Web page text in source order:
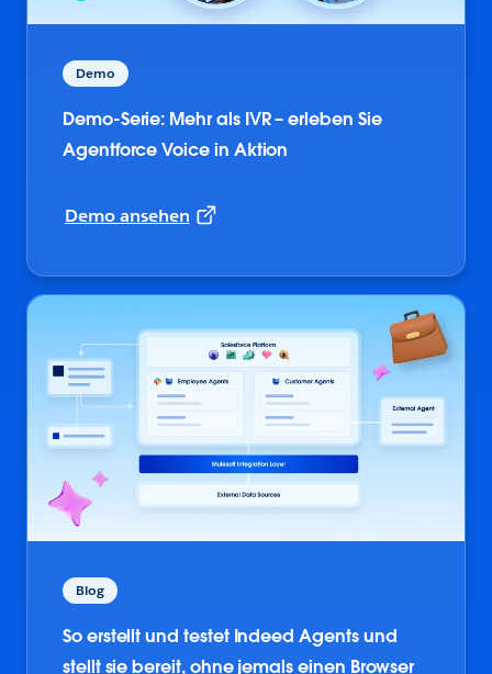
Demo
Demo-Serie: Mehr als IVR – erleben Sie
Agentforce Voice in Aktion
Demo ansehen
Blog
So erstellt und testet Indeed Agents und
stellt sie bereit, ohne jemals einen Browser